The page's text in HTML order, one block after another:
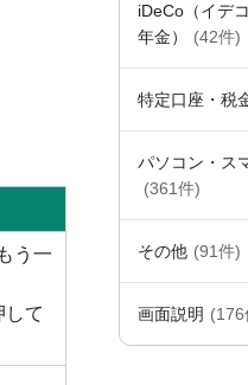
iDeCo（イデ
年金）
(42件)
特定口座・税
パソコン・ス
(361件)
その他 (91件)
画面説明 (176
う一
て